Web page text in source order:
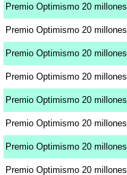
Premio Optimismo 20 millones
Premio Optimismo 20 millones
Premio Optimismo 20 millones
Premio Optimismo 20 millones
Premio Optimismo 20 millones
Premio Optimismo 20 millones
Premio Optimismo 20 millones
Premio Optimismo 20 millones